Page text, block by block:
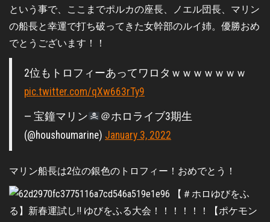
という事で、ここまでポルカの座長、ノエル団長、マリン
の船長と幸運で打ち破ってきた女幹部のルイ姉。優勝おめ
でとうございます！！
2位もトロフィーあってワロタｗｗｗｗｗｗｗ
pic.twitter.com/qXw663rTy9
— 宝鐘マリン
＠ホロライブ3期生
(@houshoumarine) January 3, 2022
マリン船長は2位の銀色のトロフィー！おめでとう！